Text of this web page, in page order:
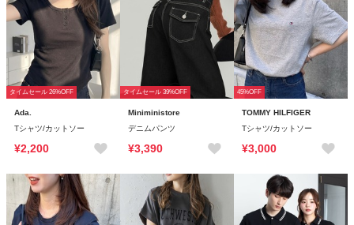
タイムセール 26%OFF
Ada.
Tシャツ/カットソー
¥2,200
タイムセール 39%OFF
Miniministore
デニムパンツ
¥3,390
45%OFF
TOMMY HILFIGER
Tシャツ/カットソー
¥3,000